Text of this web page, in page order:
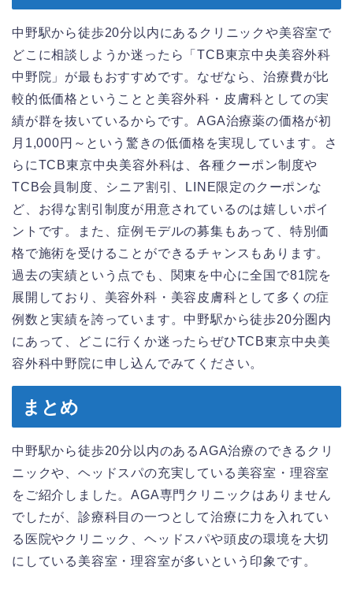
中野駅から徒歩20分以内にあるクリニックや美容室で
どこに相談しようか迷ったら「TCB東京中央美容外科
中野院」が最もおすすめです。なぜなら、治療費が比
較的低価格ということと美容外科・皮膚科としての実
績が群を抜いているからです。AGA治療薬の価格が初
月1,000円～という驚きの低価格を実現しています。さ
らにTCB東京中央美容外科は、各種クーポン制度や
TCB会員制度、シニア割引、LINE限定のクーポンな
ど、お得な割引制度が用意されているのは嬉しいポイ
ントです。また、症例モデルの募集もあって、特別価
格で施術を受けることができるチャンスもあります。
過去の実績という点でも、関東を中心に全国で81院を
展開しており、美容外科・美容皮膚科として多くの症
例数と実績を誇っています。中野駅から徒歩20分圏内
にあって、どこに行くか迷ったらぜひTCB東京中央美
容外科中野院に申し込んでみてください。
まとめ
中野駅から徒歩20分以内のあるAGA治療のできるクリ
ニックや、ヘッドスパの充実している美容室・理容室
をご紹介しました。AGA専門クリニックはありません
でしたが、診療科目の一つとして治療に力を入れてい
る医院やクリニック、ヘッドスパや頭皮の環境を大切
にしている美容室・理容室が多いという印象です。